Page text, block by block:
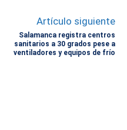
Artículo siguiente
Salamanca registra centros
sanitarios a 30 grados pese a
ventiladores y equipos de frío